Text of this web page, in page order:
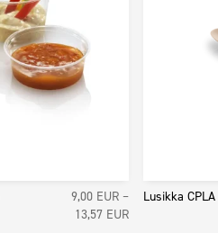
9,00 EUR –
13,57 EURHintaluokka:
Lusikka CPLA